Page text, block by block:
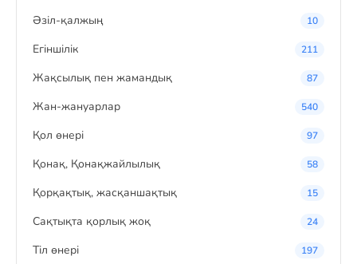
Әзіл-қалжың 10
Егіншілік 211
Жақсылық пен жамандық 87
Жан-жануарлар 540
Қол өнері 97
Қонақ, Қонақжайлылық 58
Қорқақтық, жасқаншақтық 15
Сақтықта қорлық жоқ 24
Тіл өнері 197